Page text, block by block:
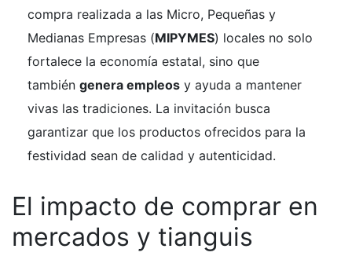
compra realizada a las Micro, Pequeñas y
Medianas Empresas (MIPYMES) locales no solo
fortalece la economía estatal, sino que
también genera empleos y ayuda a mantener
vivas las tradiciones. La invitación busca
garantizar que los productos ofrecidos para la
festividad sean de calidad y autenticidad.
El impacto de comprar en
mercados y tianguis